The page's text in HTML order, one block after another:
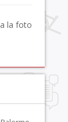
la foto